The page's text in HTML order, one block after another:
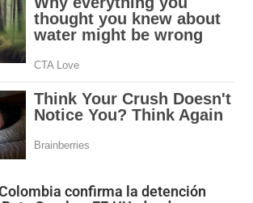
confirma la detención